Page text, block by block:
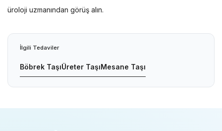
üroloji uzmanından görüş alın.
İlgili Tedaviler
Böbrek TaşıÜreter TaşıMesane Taşı